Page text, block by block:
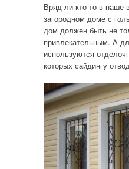
Вряд ли кто-то в наше
загородном доме с
дом должен быть не
привлекательным. А
используются
которых сайдингу